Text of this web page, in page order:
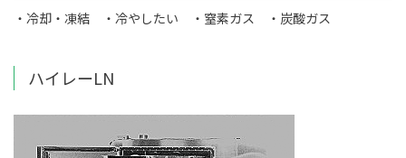
・冷却・凍結 ・冷やしたい ・窒素ガス ・炭酸ガス
ハイレーLN